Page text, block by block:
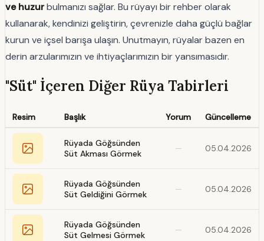
ve huzurbulmanızı sağlar. Bu rüyayı bir rehber olarak
kullanarak, kendinizi geliştirin, çevrenizle daha güçlü bağlar
kurun ve içsel barışa ulaşın. Unutmayın, rüyalar bazen en
derin arzularımızın ve ihtiyaçlarımızın bir yansımasıdır.
"Süt" İçeren Diğer Rüya Tabirleri
Resim Başlık Yorum Güncelleme
Rüyada Göğsünden
Süt Akması Görmek
— 05.04.2026
Rüyada Göğsünden
Süt Geldiğini Görmek
— 05.04.2026
Rüyada Göğsünden
Süt Gelmesi Görmek
— 05.04.2026